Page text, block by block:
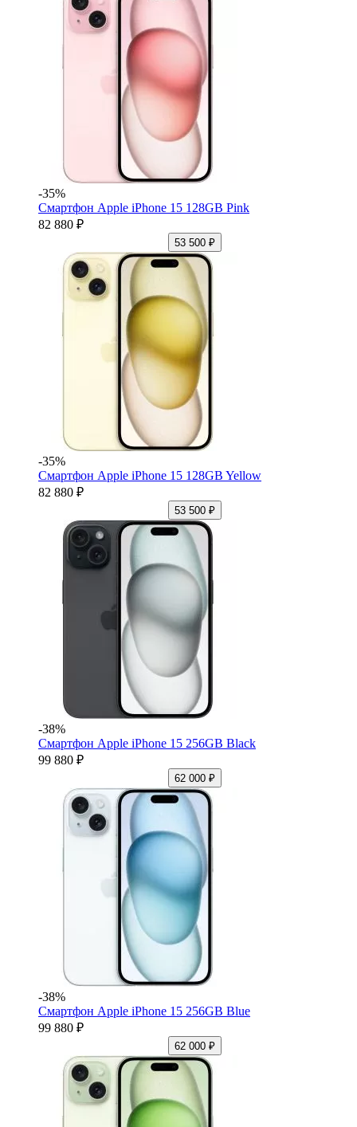
-35%
Смартфон Apple iPhone 15 128GB Pink
82 880 ₽
53 500 ₽
-35%
Смартфон Apple iPhone 15 128GB Yellow
82 880 ₽
53 500 ₽
-38%
Смартфон Apple iPhone 15 256GB Black
99 880 ₽
62 000 ₽
-38%
Смартфон Apple iPhone 15 256GB Blue
99 880 ₽
62 000 ₽